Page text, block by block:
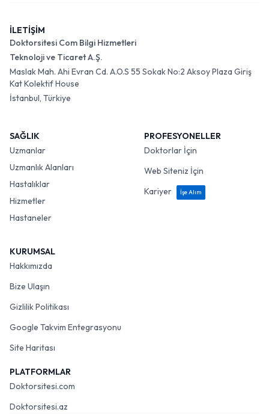
İLETİŞİM
Doktorsitesi Com Bilgi Hizmetleri
Teknoloji ve Ticaret A.Ş.
Maslak Mah. Ahi Evran Cd. A.O.S 55 Sokak No:2 Aksoy Plaza Giriş
Kat Kolektif House
İstanbul, Türkiye
SAĞLIK
Uzmanlar
Uzmanlık Alanları
Hastalıklar
Hizmetler
Hastaneler
PROFESYONELLER
Doktorlar İçin
Web Siteniz İçin
Kariyer
İşe Alım
KURUMSAL
Hakkımızda
Bize Ulaşın
Gizlilik Politikası
Google Takvim Entegrasyonu
Site Haritası
PLATFORMLAR
Doktorsitesi.com
Doktorsitesi.az